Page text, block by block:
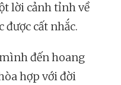
lời cảnh tỉnh về
được cất nhắc.
đến hoang
hợp với đời